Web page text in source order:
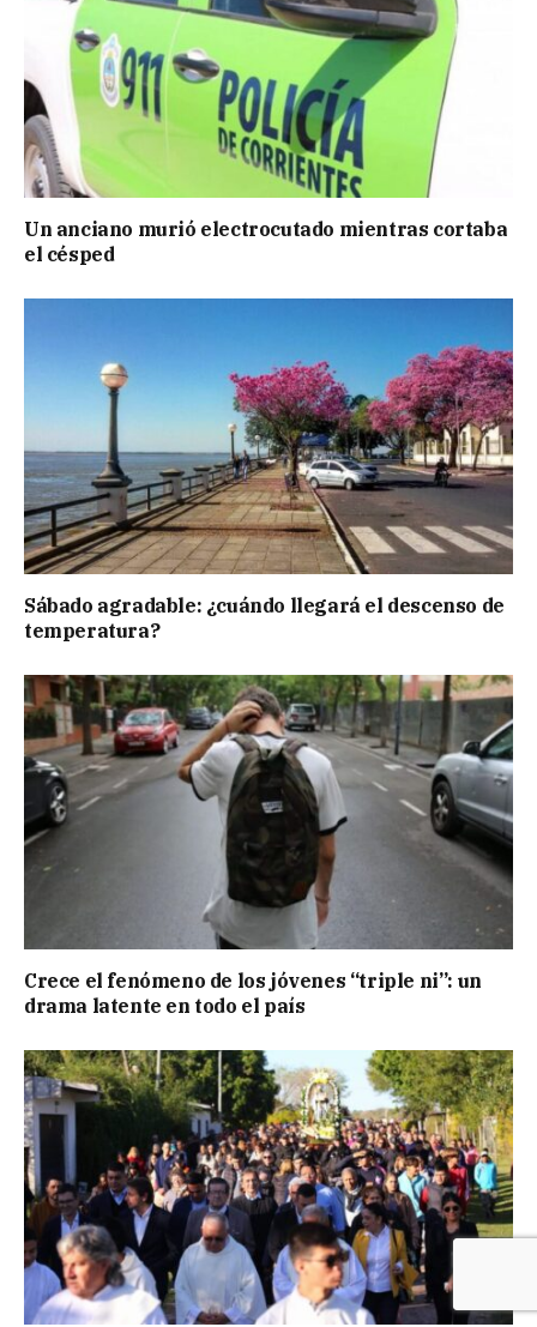
Un anciano murió electrocutado mientras cortaba
el césped
Sábado agradable: ¿cuándo llegará el descenso de
temperatura?
Crece el fenómeno de los jóvenes “triple ni”: un
drama latente en todo el país